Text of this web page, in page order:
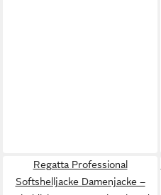
Regatta Professional
Softshelljacke Damenjacke –